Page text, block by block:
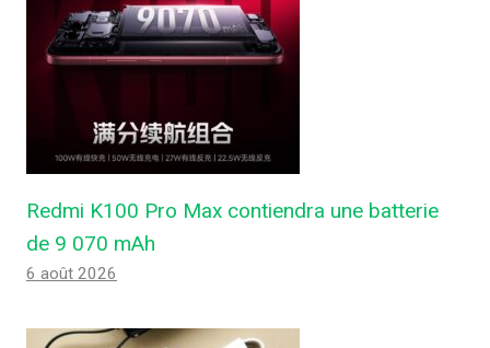
Redmi K100 Pro Max contiendra une batterie
de 9 070 mAh
6 août 2026